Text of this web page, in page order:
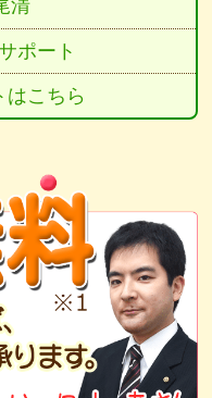
清
ポート
はこちら